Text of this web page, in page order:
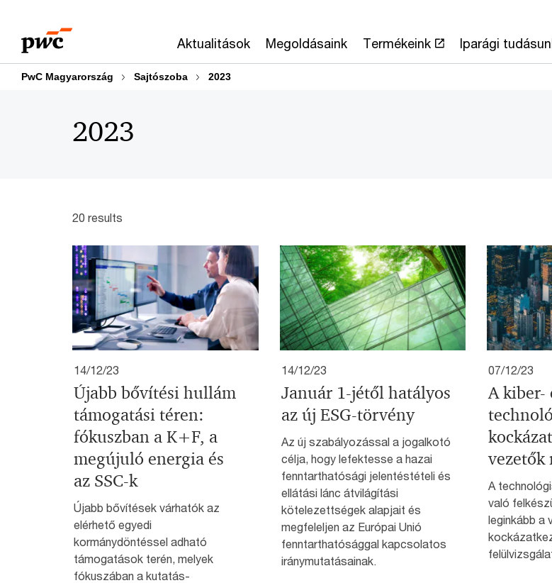
content
footer
Aktualitások Megoldásaink Termékeink Iparági
PwC Magyarország Sajtószoba 2023
2023
20 results
14/12/23
Újabb bővítési hullám
támogatási téren:
fókuszban a K+F, a
megújuló energia és
az SSC-k
Újabb bővítések várhatók az
elérhető egyedi
kormánydöntéssel adható
támogatások terén, melyek
fókuszában a kutatás-
14/12/23
Január 1-jétől hatályos
az új ESG-törvény
Az új szabályozással a jogalkotó
célja, hogy lefektesse a hazai
fenntarthatósági jelentéstételi és
ellátási lánc átvilágítási
kötelezettségek alapjait és
megfeleljen az Európai Unió
fenntarthatósággal kapcsolatos
iránymutatásainak.
07/12/23
A kiber-
vezetők
A
való
leginkább a